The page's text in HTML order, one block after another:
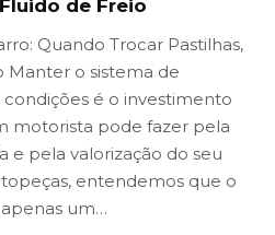
de Freio
Quando Trocar Pastilhas,
Manter o sistema de
é o investimento
motorista pode fazer pela
e pela valorização do seu
entendemos que o
um…